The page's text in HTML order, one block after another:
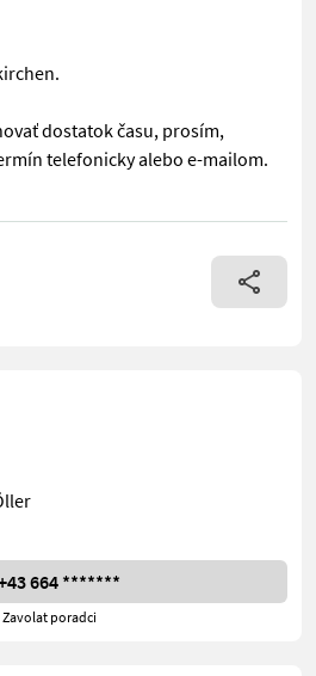
dostatok času, prosím,
telefonicky alebo e-mailom.
motorovú kosačku značky Rasant.
664 *******
Zavolat poradci